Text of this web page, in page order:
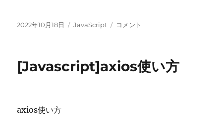
投
2022年10月18日
カ
ー
JavaScript
[JavaScript]HTML
字
コメント
[Javascript]axios使い方
axios使い方